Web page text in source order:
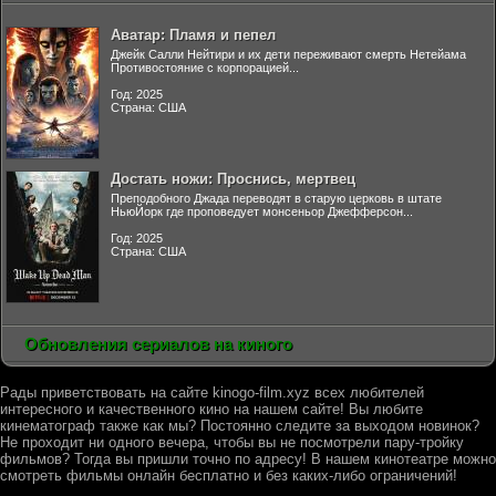
Аватар: Пламя и пепел
Джейк Салли Нейтири и их дети переживают смерть Нетейама
Противостояние с корпорацией...
Год: 2025
Страна: США
Достать ножи: Проснись, мертвец
Преподобного Джада переводят в старую церковь в штате
НьюЙорк где проповедует монсеньор Джефферсон...
Год: 2025
Страна: США
Обновления сериалов на киного
Рады приветствовать на сайте kinogo-film.xyz всех любителей
интересного и качественного кино на нашем сайте! Вы любите
кинематограф также как мы? Постоянно следите за выходом новинок?
Не проходит ни одного вечера, чтобы вы не посмотрели пару-тройку
фильмов? Тогда вы пришли точно по адресу! В нашем кинотеатре можно
смотреть фильмы онлайн бесплатно и без каких-либо ограничений!